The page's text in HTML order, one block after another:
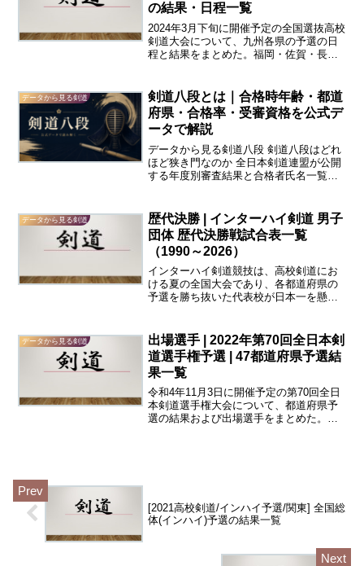
の結果・日程一覧
2024年3月下旬に開催予定の全国選抜高校
剣道大会について、九州各県の予選の日
程と結果をまとめた。福岡・佐賀・長
子団体および女子団体のベスト4以上を一
覧にした。結果が掲...
データから見る剣道
剣道八段とは｜合格時年齢・都道
府県・合格率・受審資格を公式デ
ータで解説
データから見る剣道八段 剣道八段はどれ
ほど狭き門なのか 全日本剣道連盟が公開
する年度別審査結果と合格者氏名一覧を
ました。 「合格率1％未満」という言葉
だけでは見えにくい...
データから見る剣道
歴代決勝 | インターハイ剣道 男子
団体 歴代決勝戦試合表一覧
（1990～2026）
インターハイ剣道競技は、高校剣道にお
ける夏の全国大会であり、各都道府県の
予選を勝ち抜いた代表校が日本一を懸け
であり、出場校の顔ぶれや選手配置、一
本の流れからも当時の勢力...
データから見る剣道
出場選手 | 2022年第70回全日本剣
道選手権予選 | 47都道府県予選結
果一覧
令和4年11月3日に開催予定の第70回全日
本剣道選手権大会について、都道府県予
選の結果および出場選手をまとめた。結
[2021高校剣道/インハイ予選/関東] 全国総
体(インハイ)予選の結果一覧